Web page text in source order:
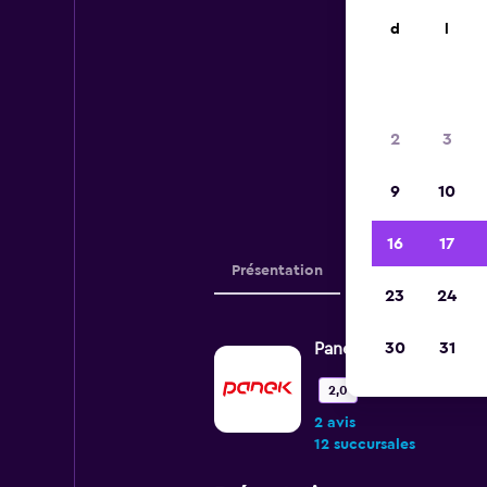
Présentation Avis
Panek
2,0
2 avis
12 succursales
d
2 3
9 10
16 17
23 24
30 31